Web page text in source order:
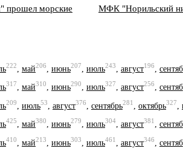
прошел морские
МФК "Норильский
222 май206 июнь207 июль243 август196
317, май310, июнь290, июль327, август256,
209 июль53 август376 сентябрь281 октябрь327
425, май380, июнь279, июль304, август381,
410 май213 июнь303 июль461 август346